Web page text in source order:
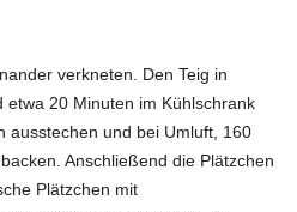
verkneten. Den Teig in
etwa 20 Minuten im Kühlschrank
ausstechen und bei Umluft, 160
Anschließend die Plätzchen
Plätzchen mit